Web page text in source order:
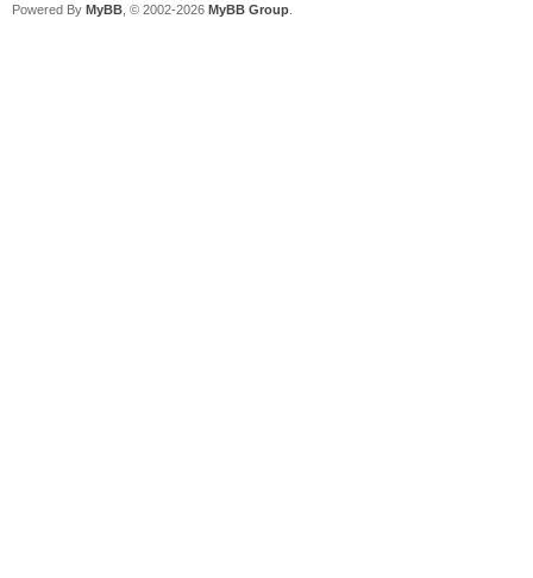
Powered By MyBB , © 2002-2026 MyBB Group